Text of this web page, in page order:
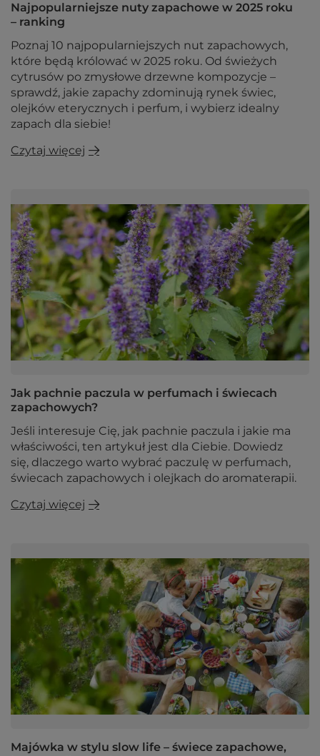
Najpopularniejsze nuty zapachowe w 2025 roku
– ranking
Poznaj 10 najpopularniejszych nut zapachowych,
które będą królować w 2025 roku. Od świeżych
cytrusów po zmysłowe drzewne kompozycje –
sprawdź, jakie zapachy zdominują rynek świec,
olejków eterycznych i perfum, i wybierz idealny
zapach dla siebie!
Czytaj więcej
Jak pachnie paczula w perfumach i świecach
zapachowych?
Jeśli interesuje Cię, jak pachnie paczula i jakie ma
właściwości, ten artykuł jest dla Ciebie. Dowiedz
się, dlaczego warto wybrać paczulę w perfumach,
świecach zapachowych i olejkach do aromaterapii.
Czytaj więcej
Majówka w stylu slow life – świece zapachowe,